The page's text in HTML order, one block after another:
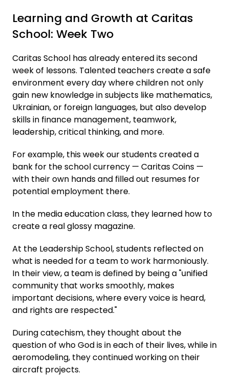
Learning and Growth at Caritas
School: Week Two
Caritas School has already entered its second
week of lessons. Talented teachers create a safe
environment every day where children not only
gain new knowledge in subjects like mathematics,
Ukrainian, or foreign languages, but also develop
skills in finance management, teamwork,
leadership, critical thinking, and more.
For example, this week our students created a
bank for the school currency — Caritas Coins —
with their own hands and filled out resumes for
potential employment there.
In the media education class, they learned how to
create a real glossy magazine.
At the Leadership School, students reflected on
what is needed for a team to work harmoniously.
In their view, a team is defined by being a "unified
community that works smoothly, makes
important decisions, where every voice is heard,
and rights are respected."
During catechism, they thought about the
question of who God is in each of their lives, while in
aeromodeling, they continued working on their
aircraft projects.